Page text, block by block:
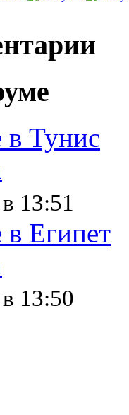
в Тунис
13:51
Египет
13:50